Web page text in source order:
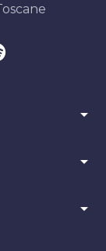
arrow_drop_down
arrow_drop_down
arrow_drop_down